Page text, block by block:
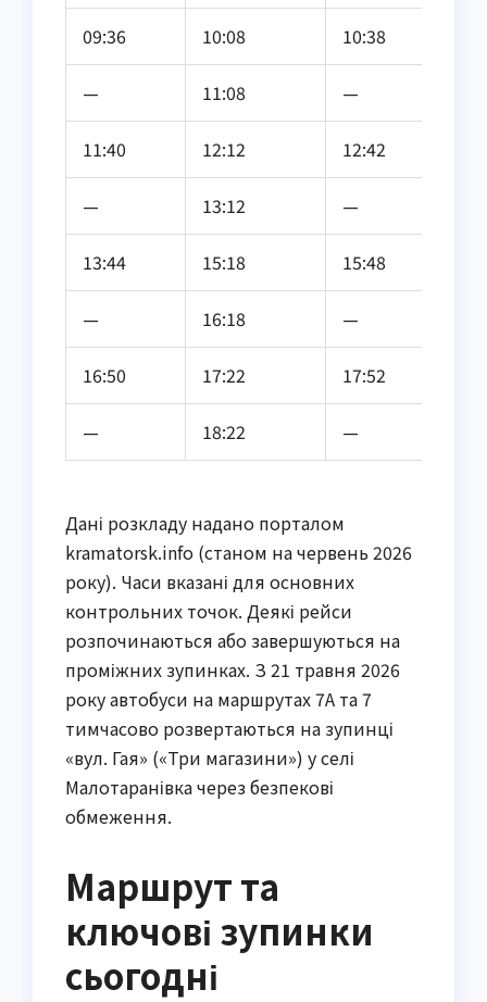
09:36 10:08 10:38
— 11:08 —
11:40 12:12 12:42
— 13:12 —
13:44 15:18 15:48
— 16:18 —
16:50 17:22 17:52
— 18:22 —
Дані розкладу надано порталом
kramatorsk.info (станом на червень 2026
року). Часи вказані для основних
контрольних точок. Деякі рейси
розпочинаються або завершуються на
проміжних зупинках. З 21 травня 2026
року автобуси на маршрутах 7А та 7
тимчасово розвертаються на зупинці
«вул. Гая» («Три магазини») у селі
Малотаранівка через безпекові
обмеження.
Маршрут та
ключові зупинки
сьогодні